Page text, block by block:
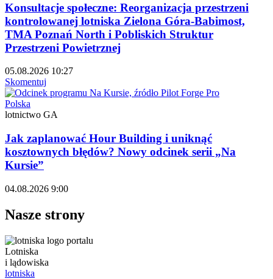
Konsultacje społeczne: Reorganizacja przestrzeni
kontrolowanej lotniska Zielona Góra-Babimost,
TMA Poznań North i Pobliskich Struktur
Przestrzeni Powietrznej
05.08.2026 10:27
Skomentuj
Polska
lotnictwo GA
Jak zaplanować Hour Building i uniknąć
kosztownych błędów? Nowy odcinek serii „Na
Kursie”
04.08.2026 9:00
Nasze strony
Lotniska
i lądowiska
lotniska